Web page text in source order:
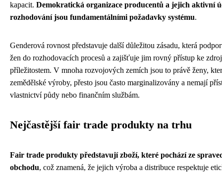
kapacit. Demokratická organizace producentů a jejich aktivní
rozhodování jsou fundamentálními požadavky systému.
Genderová rovnost představuje další důležitou zásadu, která
žen do rozhodovacích procesů a zajišťuje jim rovný přístup ke
příležitostem. V mnoha rozvojových zemích jsou to právě ženy,
zemědělské výroby, přesto jsou často marginalizovány a nemají
vlastnictví půdy nebo finančním službám.
Nejčastější fair trade produkty na trhu
Fair trade produkty představují zboží, které pochází ze
obchodu, což znamená, že jejich výroba a distribuce respektuje